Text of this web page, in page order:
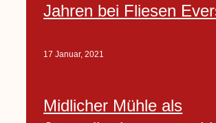
Jahren bei Fliesen
17 Januar, 2021
Midlicher Mühle als